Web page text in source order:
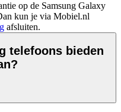
op de Samsung Galaxy
kun je via Mobiel.nl
afsluiten.
telefoons bieden